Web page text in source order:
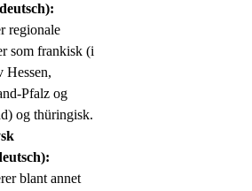
regionale
som frankisk (i
Hessen,
Pfalz og
og thüringisk.
blant annet